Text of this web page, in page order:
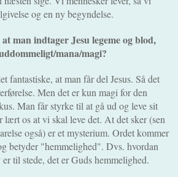
og en ny begyndelse.
man indtager Jesu legeme og blod,
mana/magi?
fantastiske, at man får del Jesus. Så det
Men det er kun magi for den
Man får styrke til at gå ud og leve sit
lært os at vi skal leve det. At det sker (sen
også) er et mysterium. Ordet kommer
betyder "hemmelighed". Dvs. hvordan
til stede, det er Guds hemmelighed.